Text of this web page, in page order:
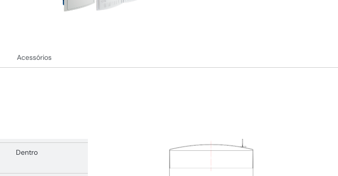
Acessórios
Dentro